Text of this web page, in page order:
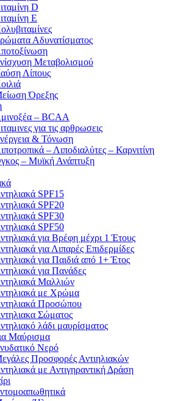
D
E
Αδυνατίσματος
Μεταβολισμού
Λίπους
Όρεξης
– BCAA
για τις αρθρωσεις
& Τόνωση
– Λιποδιαλύτες – Καρνιτίνη
– Μυϊκή Ανάπτυξη
SPF15
SPF20
SPF30
SPF50
για Βρέφη μέχρι 1 Έτους
για Λιπαρές Επιδερμίδες
για Παιδιά από 1+ Έτος
για Πανάδες
Μαλλιών
με Χρώμα
Προσώπου
Σώματος
λάδι μαυρίσματος
Μαύρισμα
Νερό
Προσφορές Αντιηλιακών
με Αντιγηραντική Δράση